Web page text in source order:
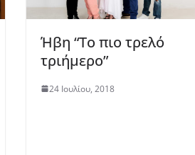
Ήβη “Το πιο τρελό
τριήμερο”
24 Ιουλίου, 2018